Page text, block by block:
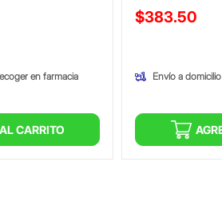
en farmacia
CARRITO
Precio
$383.50
Envío a domicilio